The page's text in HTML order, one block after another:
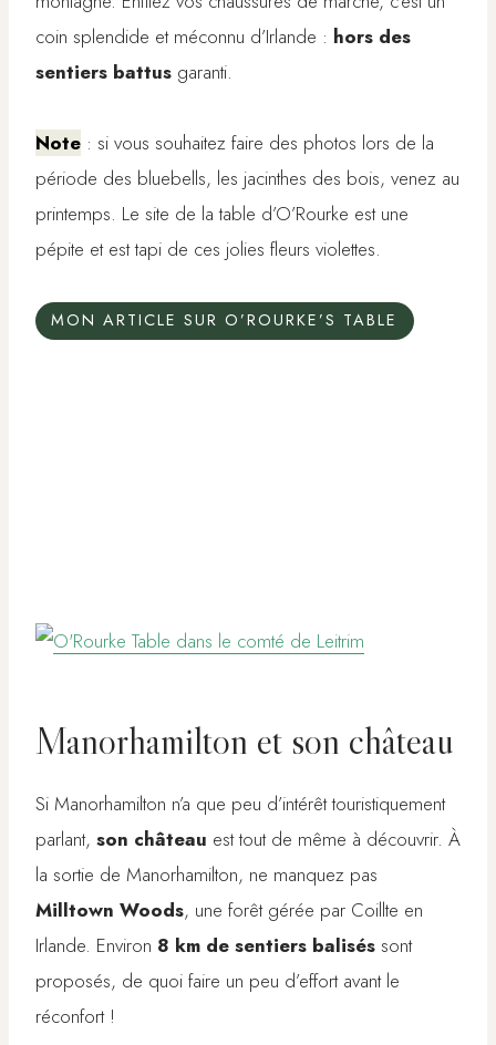
coin splendide et méconnu d’Irlande : hors des
sentiers battus garanti.
Note : si vous souhaitez faire des photos lors de la
période des bluebells, les jacinthes des bois, venez au
printemps. Le site de la table d’O’Rourke est une
pépite et est tapi de ces jolies fleurs violettes.
MON ARTICLE SUR O’ROURKE’S TABLE
Manorhamilton et son château
Si Manorhamilton n’a que peu d’intérêt touristiquement
parlant, son château est tout de même à découvrir. À
la sortie de Manorhamilton, ne manquez pas
Milltown Woods, une forêt gérée par Coillte en
Irlande. Environ 8 km de sentiers balisés sont
proposés, de quoi faire un peu d’effort avant le
réconfort !